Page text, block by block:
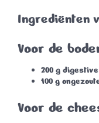
Ingrediënten
Voor de
200 g
100 g
Voor de